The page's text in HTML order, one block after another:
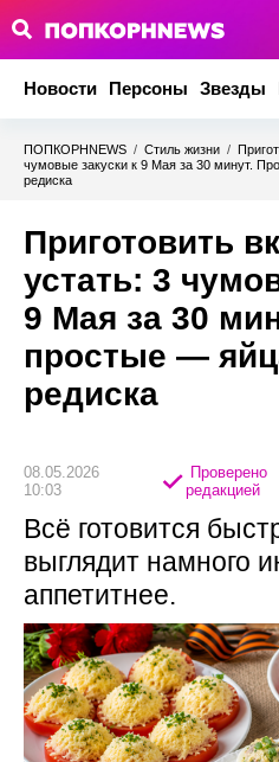
Новости Персоны Звезды
ПОПКОРНNEWS / Стиль жизни /
чумовые закуски к 9 Мая за 30 минут.
редиска
Приготовить
устать: 3
9 Мая за 30
простые —
редиска
08.05.2026
10:03
Проверено
редакцией
Всё готовится
выглядит намного
аппетитнее.